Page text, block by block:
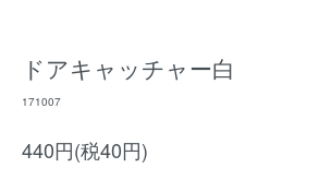
ドアキャッチャー白
171007
440円(税40円)